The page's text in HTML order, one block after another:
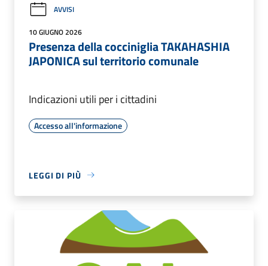
AVVISI
10 GIUGNO 2026
Presenza della cocciniglia TAKAHASHIA
JAPONICA sul territorio comunale
Indicazioni utili per i cittadini
Accesso all'informazione
LEGGI DI PIÙ